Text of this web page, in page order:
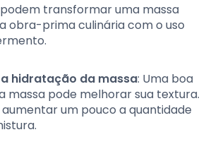
transformar uma massa
obra-prima culinária com o uso
hidratação da massa: Uma boa
massa pode melhorar sua textura.
um pouco a quantidade